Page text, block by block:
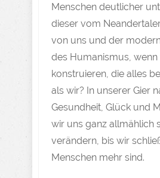
Menschen deutlicher
dieser vom
von uns und der
des Humanismus,
konstruieren, die alles
als wir? In unserer Gier
Gesundheit, Glück und
wir uns ganz allmählich
verändern, bis wir
Menschen mehr sind.